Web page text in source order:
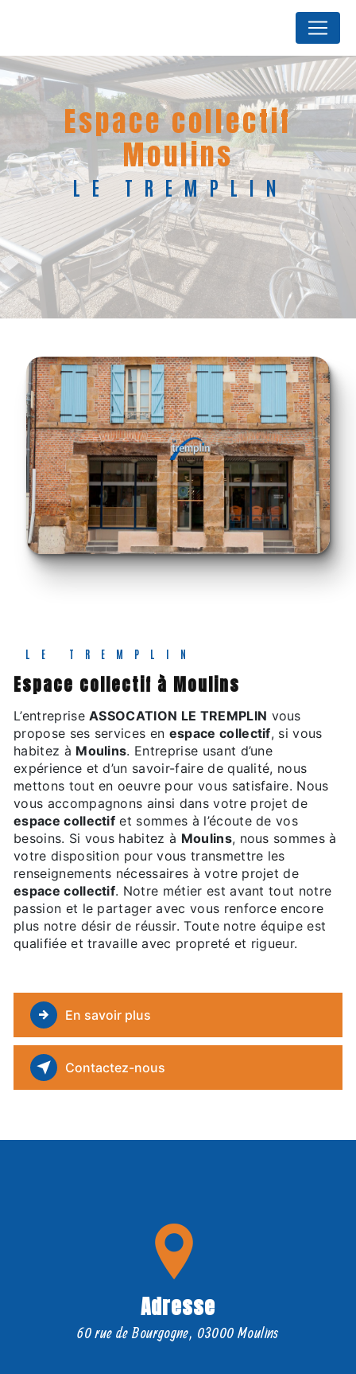
espace collectif
Moulins
LE TREMPLIN
LE TREMPLIN
espace collectif à Moulins
L’entrepriseASSOCATION LE TREMPLIN vous
propose ses services en espace collectif, si vous
habitez à Moulins. Entreprise usant d’une
expérience et d’un savoir-faire de qualité, nous
mettons tout en oeuvre pour vous satisfaire. Nous
vous accompagnons ainsi dans votre projet de
espace collectif et sommes à l’écoute de vos
besoins. Si vous habitez à Moulins, nous sommes à
votre disposition pour vous transmettre les
renseignements nécessaires à votre projet de
espace collectif. Notre métier est avant tout notre
passion et le partager avec vous renforce encore
plus notre désir de réussir. Toute notre équipe est
qualifiée et travaille avec propreté et rigueur.
En savoir plus
Contactez-nous
Adresse
60 rue de Bourgogne, 03000 Moulins